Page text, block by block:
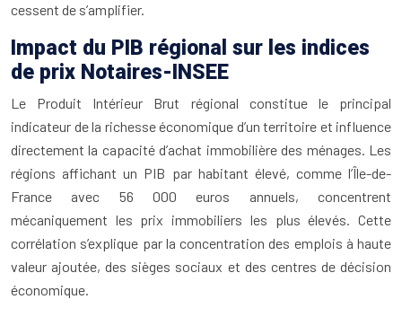
cessent de s’amplifier.
Impact du PIB régional sur les indices
de prix Notaires-INSEE
Le Produit Intérieur Brut régional constitue le principal
indicateur de la richesse économique d’un territoire et influence
directement la capacité d’achat immobilière des ménages. Les
régions affichant un PIB par habitant élevé, comme l’Île-de-
France avec 56 000 euros annuels, concentrent
mécaniquement les prix immobiliers les plus élevés. Cette
corrélation s’explique par la concentration des emplois à haute
valeur ajoutée, des sièges sociaux et des centres de décision
économique.